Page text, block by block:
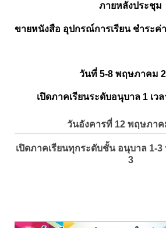
ภายหลังประชุม
ขายหนังสือ อุปกรณ์การเรียน ชำระค่
วันที่ 5-8 พฤษภาคม
เปิดภาคเรียนระดับอนุบาล 1 เว
วันอังคารที่ 12 พฤษภาค
เปิดภาคเรียนทุกระดับชั้น อนุบาล 1-3
3